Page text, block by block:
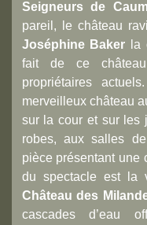
Seigneurs de
pareil, le château
Joséphine Baker la
fait de ce
propriétaires
merveilleux château
sur la cour et sur les
robes, aux salles
pièce présentant une
du spectacle est la
Château des
cascades d’eau